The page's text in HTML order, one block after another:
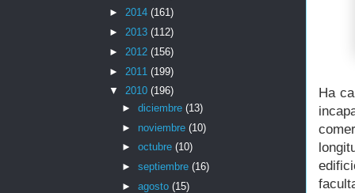
Ha
► 2014 (161)
► 2013 (112)
► 2012 (156)
► 2011 (199)
▼ 2010 (196)
► diciembre (13)
► noviembre (10)
► octubre (10)
► septiembre (16)
► agosto (15)